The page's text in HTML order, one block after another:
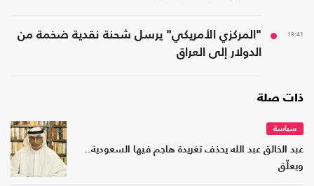
19:41
"المركزي الأمريكي" يرسل شحنة نقدية ضخمة من
الدولار إلى العراق
ذات صلة
سياسة
عبد الخالق عبد الله يحذف تغريدة هاجم فيها السعودية..
ويعلّق